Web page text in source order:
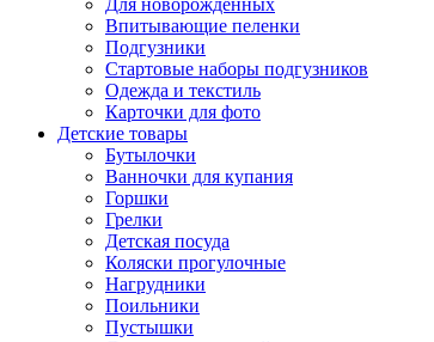
Впитывающие пеленки
Подгузники
Стартовые наборы подгузников
Одежда и текстиль
Карточки для фото
Детские товары
Бутылочки
Ванночки для купания
Горшки
Грелки
Детская посуда
Коляски прогулочные
Нагрудники
Поильники
Пустышки